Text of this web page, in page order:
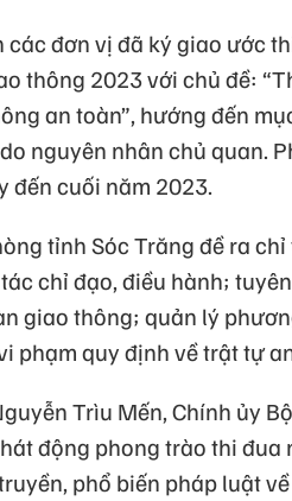
các đơn vị đã ký giao ước
thông 2023 với chủ đề:
an toàn”, hướng đến
nguyên nhân chủ quan.
đến cuối năm 2023.
tỉnh Sóc Trăng đề ra
chỉ đạo, điều hành;
giao thông; quản lý
phạm quy định về trật tự
Trìu Mến, Chính ủy
động phong trào thi đua
phổ biến pháp luật